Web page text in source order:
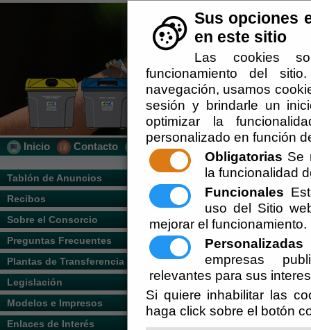
Sus opciones
en este sitio
Las cookies
funcionamiento del
navegación, usamos
sesión y brindarle un
optimizar la
personalizado en función
Obligatorias Se
la funcionalidad
Funcionales
uso del Sitio
mejorar el funcionamiento.
Personalizadas
empresas
relevantes para sus
Si quiere inhabilitar las
haga click sobre el botón
Inicio Contacto Localización
Tablón de Anuncios
Recibos
Sobre el Consorcio
Preguntas Frecuentes
Plantas de Transferencia
Legislación
Modelos e Impresos
Enlaces de Interés
Usted se encuentra aquí:Inicio //
Escuchar